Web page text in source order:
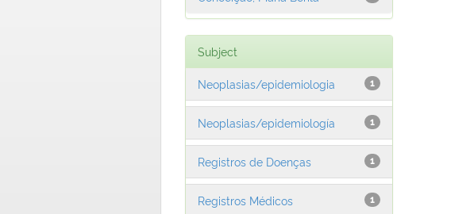
Subject
1
Neoplasias/epidemiologia
1
Neoplasias/epidemiología
1
Registros de Doenças
1
Registros Médicos